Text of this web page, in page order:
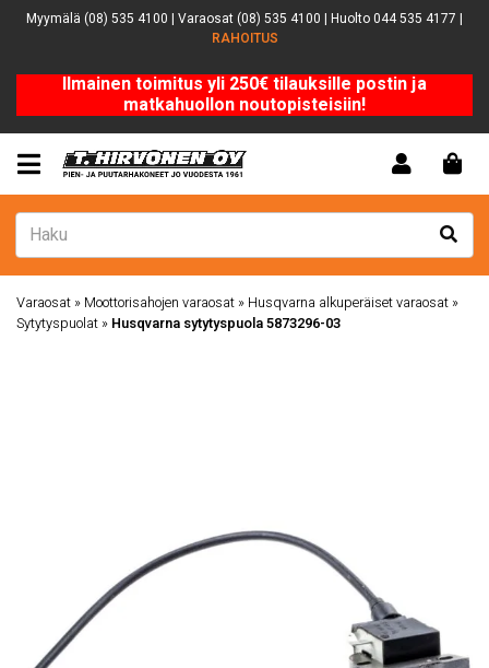
Myymälä (08) 535 4100 | Varaosat (08) 535 4100 | Huolto 044 535 4177 |
RAHOITUS
Ilmainen toimitus yli 250€ tilauksille postin ja
matkahuollon noutopisteisiin!
Varaosat » Moottorisahojen varaosat » Husqvarna alkuperäiset varaosat »
Sytytyspuolat » Husqvarna sytytyspuola 5873296-03